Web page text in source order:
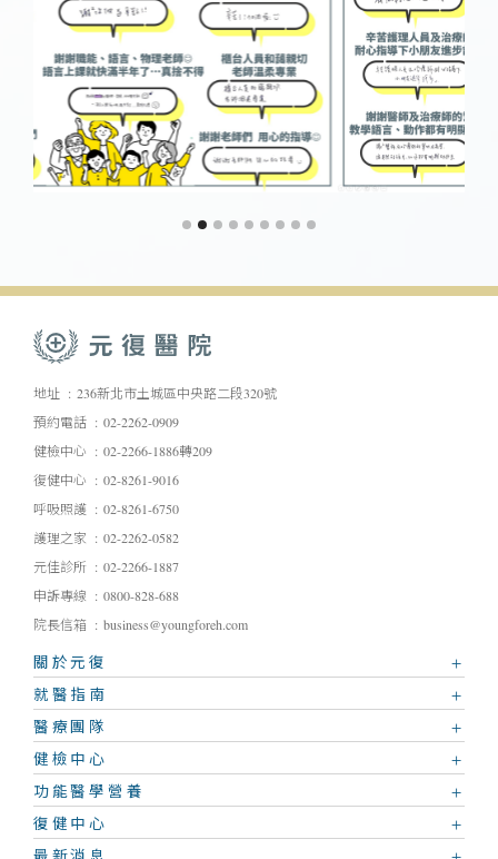
地址
236新北市土城區中央路二段320號
預約電話
02-2262-0909
健檢中心
02-2266-1886轉209
復健中心
02-8261-9016
呼吸照護
02-8261-6750
護理之家
02-2262-0582
元佳診所
02-2266-1887
申訴專線
0800-828-688
院長信箱
business@youngforeh.com
關於元復
就醫指南
醫療團隊
健檢中心
功能醫學營養
復健中心